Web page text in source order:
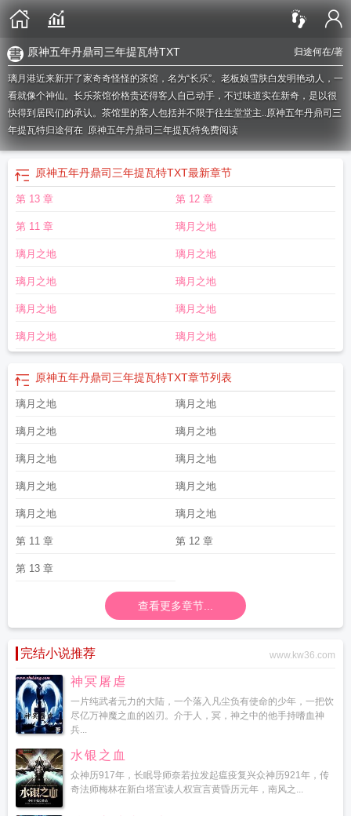
归途何在/著
原神五年丹鼎司三年提瓦特TXT
璃月港近来新开了家奇奇怪怪的茶馆，名为“长乐”。老板娘雪肤白发明艳动人，一
看就像个神仙。长乐茶馆价格贵还得客人自己动手，不过味道实在新奇，是以很
快得到居民们的承认。茶馆里的客人包括并不限于往生堂堂主..原神五年丹鼎司三
年提瓦特归途何在 原神五年丹鼎司三年提瓦特免费阅读
原神五年丹鼎司三年提瓦特TXT最新章节
第 13 章 第 12 章
第 11 章 璃月之地
璃月之地 璃月之地
璃月之地 璃月之地
璃月之地 璃月之地
璃月之地 璃月之地
原神五年丹鼎司三年提瓦特TXT章节列表
璃月之地 璃月之地
璃月之地 璃月之地
璃月之地 璃月之地
璃月之地 璃月之地
璃月之地 璃月之地
第 11 章 第 12 章
第 13 章
查看更多章节...
完结小说推荐 www.kw36.com
神冥屠虐
一片纯武者元力的大陆，一个落入凡尘负有使命的少年，一把饮
尽亿万神魔之血的凶刃。介于人，冥，神之中的他手持嗜血神
兵...
水银之血
众神历917年，长眠导师奈若拉发起瘟疫复兴众神历921年，传
奇法师梅林在新白塔宣读人权宣言黄昏历元年，南风之...